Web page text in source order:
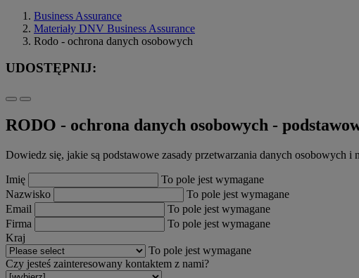
Business Assurance
Materiały DNV Business Assurance
Rodo - ochrona danych osobowych
UDOSTĘPNIJ:
RODO - ochrona danych osobowych -
Dowiedz się, jakie są podstawowe zasady przetwarzania danych osobowych i
Imię
To pole jest wymagane
Nazwisko
To pole jest wymagane
Email
To pole jest wymagane
Firma
To pole jest wymagane
Kraj
To pole jest wymagane
Czy jesteś zainteresowany kontaktem z nami?